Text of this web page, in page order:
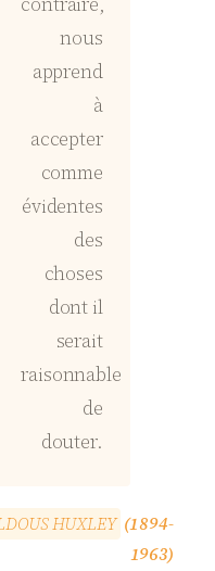
nous
apprend
à
accepter
comme
évidentes
des
choses
dont il
serait
raisonnable
de
douter.
DOUSHUXLEY (1894-
1963)